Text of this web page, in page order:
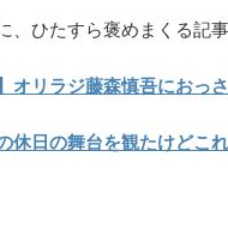
ひたすら褒めまくる記
オリラジ藤森慎吾におっ
休日の舞台を観たけどこ